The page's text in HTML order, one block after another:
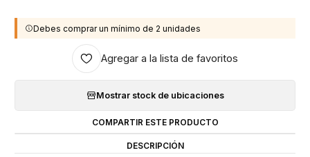
Debes comprar un mínimo de 2 unidades
Agregar a la lista de favoritos
Mostrar stock de ubicaciones
COMPARTIR ESTE PRODUCTO
DESCRIPCIÓN